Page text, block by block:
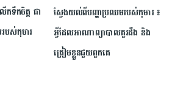
កទឹកចិត្ត ជា​
របស់​កុមារ
ស្វែងយល់ពីបញ្ហាប្រឈមរបស់កុមារ ៖
អ្វីដែលអាណាព្យាបាលគួរដឹង និង
ត្រៀមខ្លួនជួយពួកគេ